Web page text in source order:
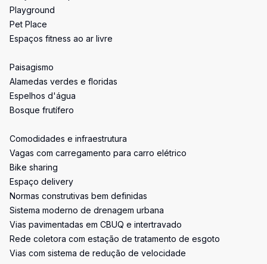
Playground
Pet Place
Espaços fitness ao ar livre
Paisagismo
Alamedas verdes e floridas
Espelhos d'água
Bosque frutífero
Comodidades e infraestrutura
Vagas com carregamento para carro elétrico
Bike sharing
Espaço delivery
Normas construtivas bem definidas
Sistema moderno de drenagem urbana
Vias pavimentadas em CBUQ e intertravado
Rede coletora com estação de tratamento de esgoto
Vias com sistema de redução de velocidade